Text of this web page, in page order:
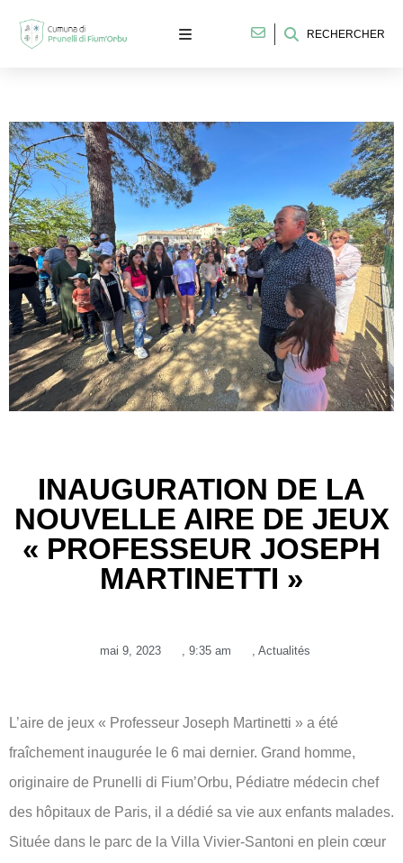
RECHERCHER
INAUGURATION DE LA
NOUVELLE AIRE DE JEUX
« PROFESSEUR JOSEPH
MARTINETTI »
mai 9, 2023 , 9:35 am , Actualités
L’aire de jeux « Professeur Joseph Martinetti » a été
fraîchement inaugurée le 6 mai dernier. Grand homme,
originaire de Prunelli di Fium’Orbu, Pédiatre médecin chef
des hôpitaux de Paris, il a dédié sa vie aux enfants malades.
Située dans le parc de la Villa Vivier-Santoni en plein cœur